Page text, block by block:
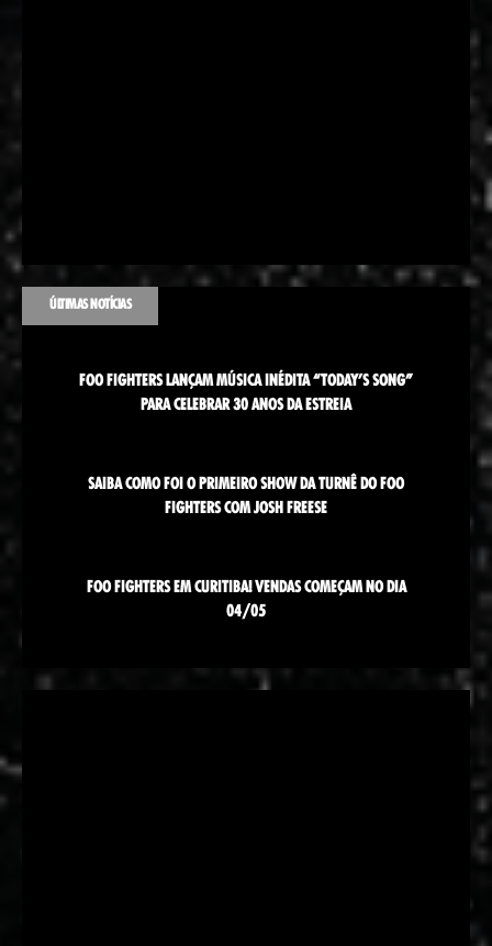
ÚLTIMAS NOTÍCIAS
FOO FIGHTERS LANÇAM MÚSICA INÉDITA “TODAY’S SONG”
PARA CELEBRAR 30 ANOS DA ESTREIA
SAIBA COMO FOI O PRIMEIRO SHOW DA TURNÊ DO FOO
FIGHTERS COM JOSH FREESE
FOO FIGHTERS EM CURITIBA! VENDAS COMEÇAM NO DIA
04/05